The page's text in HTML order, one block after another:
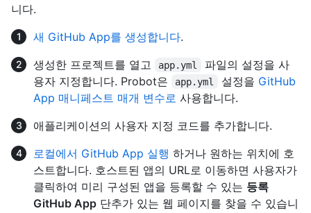
니다.
새 GitHub App를 생성합니다.
생성한 프로젝트를 열고
app.yml
파일의 설정을 사
용자 지정합니다. Probot은
app.yml 설정을 GitHub
App 매니페스트 매개 변수로 사용합니다.
애플리케이션의 사용자 지정 코드를 추가합니다.
로컬에서 GitHub App 실행 하거나 원하는 위치에 호
스트합니다. 호스트된 앱의 URL로 이동하면 사용자가
클릭하여 미리 구성된 앱을 등록할 수 있는 등록
GitHub App 단추가 있는 웹 페이지를 찾을 수 있습니